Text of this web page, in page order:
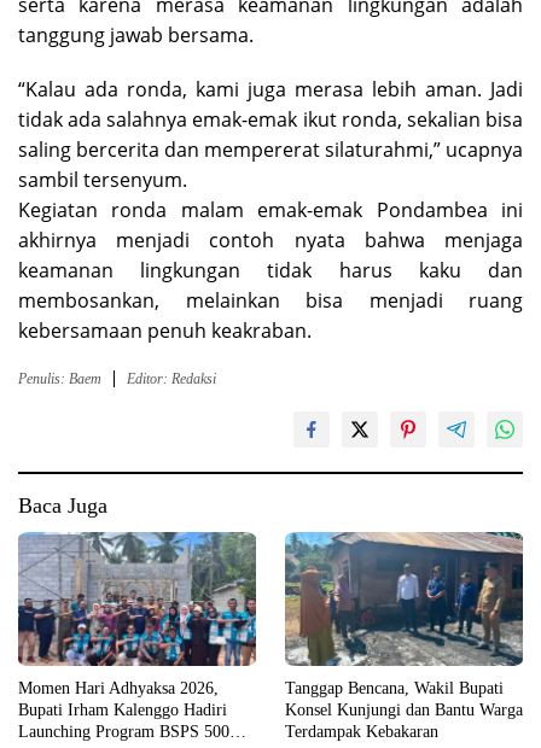
tanggung jawab bersama.
“Kalau ada ronda, kami juga merasa lebih aman. Jadi
tidak ada salahnya emak-emak ikut ronda, sekalian bisa
saling bercerita dan mempererat silaturahmi,” ucapnya
sambil tersenyum.
Kegiatan ronda malam emak-emak Pondambea ini
akhirnya menjadi contoh nyata bahwa menjaga
keamanan lingkungan tidak harus kaku dan
membosankan, melainkan bisa menjadi ruang
kebersamaan penuh keakraban.
Penulis: Baem Editor: Redaksi
Baca Juga
Momen Hari Adhyaksa 2026,
Bupati Irham Kalenggo Hadiri
Launching Program BSPS 500
Tanggap Bencana, Wakil Bupati
Konsel Kunjungi dan Bantu Warga
Terdampak Kebakaran